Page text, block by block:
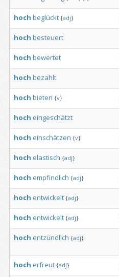
hoch beglückt {adj}
hoch besteuert
hoch bewertet
hoch bezahlt
hoch bieten {v}
hoch eingeschätzt
hoch einschätzen {v}
hoch elastisch {adj}
hoch empfindlich {adj}
hoch entwickelt {adj}
hoch entwickelt {adj}
hoch entzündlich {adj}
hoch erfreut {adj}